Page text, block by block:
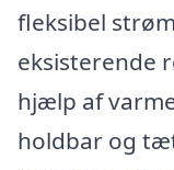
fleksibel
eksisterende
hjælp af
holdbar og